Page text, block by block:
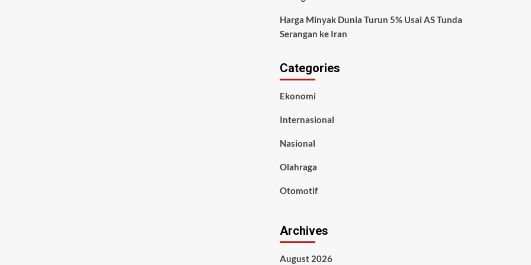
Harga Minyak Dunia Turun 5% Usai AS Tunda
Serangan ke Iran
Categories
Ekonomi
Internasional
Nasional
Olahraga
Otomotif
Archives
August 2026